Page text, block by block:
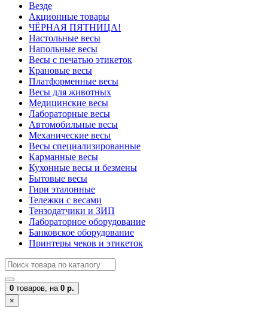
Везде
Акционные товары
ЧЁРНАЯ ПЯТНИЦА!
Настольные весы
Напольные весы
Весы с печатью этикеток
Крановые весы
Платформенные весы
Весы для животных
Медицинские весы
Лабораторные весы
Автомобильные весы
Механические весы
Весы специализированные
Карманные весы
Кухонные весы и безмены
Бытовые весы
Гири эталонные
Тележки с весами
Тензодатчики и ЗИП
Лабораторное оборудование
Банковское оборудование
Принтеры чеков и этикеток
0 товаров, на 0 р.
×